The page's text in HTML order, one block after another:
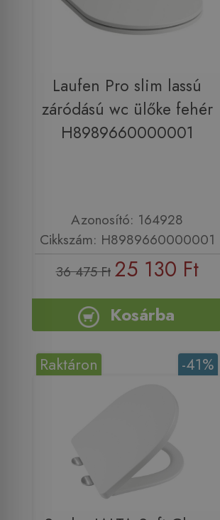
Laufen Pro slim lassú
záródású wc ülőke fehér
H8989660000001
Azonosító: 164928
Cikkszám: H8989660000001
36 475 Ft 25 130 Ft
Kosárba
-41%
Raktáron